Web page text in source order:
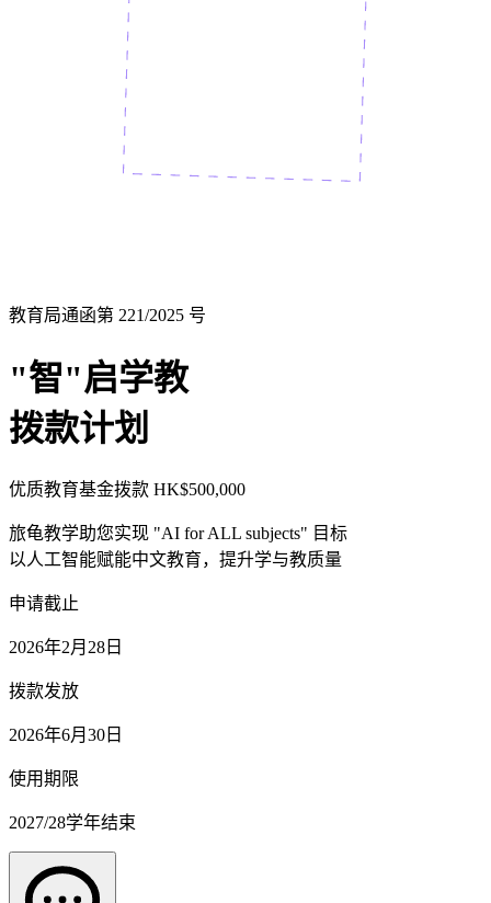
教育局通函第 221/2025 号
"智"启学教
拨款计划
优质教育基金拨款 HK$500,000
旅龟教学助您实现 "AI for ALL subjects" 目标
以人工智能赋能中文教育，提升学与教质量
申请截止
2026年2月28日
拨款发放
2026年6月30日
使用期限
2027/28学年结束